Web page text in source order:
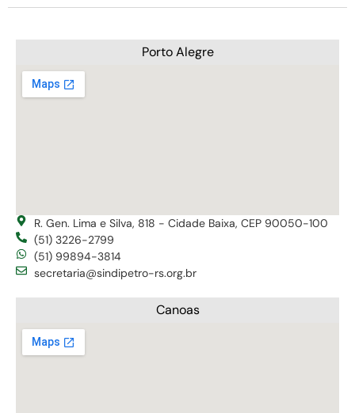
Porto Alegre
R. Gen. Lima e Silva, 818 - Cidade Baixa, CEP 90050-100
(51) 3226-2799
(51) 99894-3814
secretaria@sindipetro-rs.org.br
Canoas